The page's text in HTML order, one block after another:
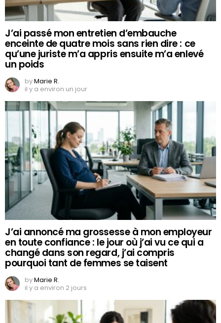
J’ai passé mon entretien d’embauche
enceinte de quatre mois sans rien dire : ce
qu’une juriste m’a appris ensuite m’a enlevé
un poids
byMarie R.
il y a environ un jour
J’ai annoncé ma grossesse à mon employeur
en toute confiance : le jour où j’ai vu ce qui a
changé dans son regard, j’ai compris
pourquoi tant de femmes se taisent
byMarie R.
il y a environ 2 jours